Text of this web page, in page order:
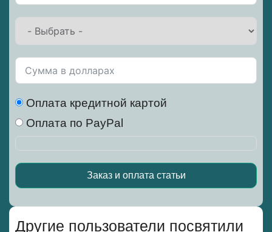
Другие пользователи посвятили
Оплата кредитной картой
Оплата по PayPal
Заказ и оплата статьи
Alternative: